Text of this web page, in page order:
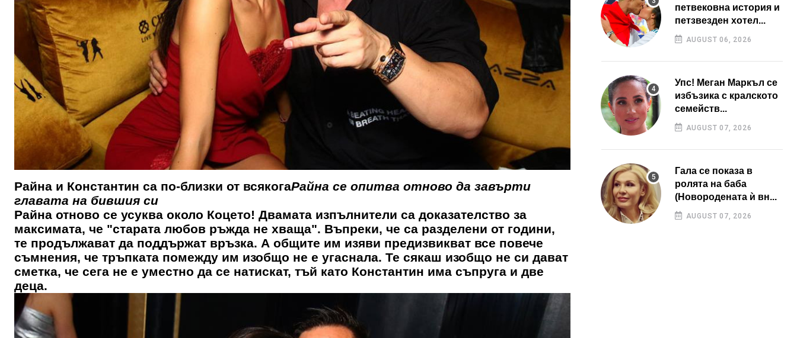
Райна и Константин са по-близки от всякогаРайна се опитва отново да завърти
главата на бившия си
Райна отново се усуква около Коцето! Двамата изпълнители са доказателство за
максимата, че "старата любов ръжда не хваща". Въпреки, че са разделени от години,
те продължават да поддържат връзка. А общите им изяви предизвикват все повече
съмнения, че тръпката помежду им изобщо не е угаснала. Те сякаш изобщо не си дават
сметка, че сега не е уместно да се натискат, тъй като Константин има съпруга и две
деца.
петвековна история и
петзвезден хотел...
AUGUST 06, 2026
Упс! Меган Маркъл се
избъзика с кралското
семейств...
AUGUST 07, 2026
Гала се показа в
ролята на баба
(Новородената ѝ вн...
AUGUST 07, 2026